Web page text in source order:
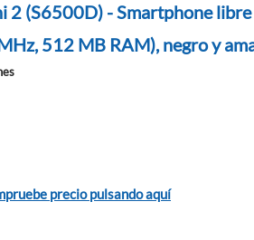
2 (S6500D) - Smartphone
512 MB RAM), negro y
precio pulsando aquí